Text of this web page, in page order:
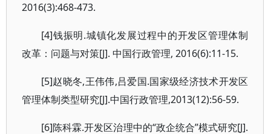
2016(3):468-473.
[4]钱振明.城镇化发展过程中的开发区管理体制
改革：问题与对策[J]. 中国行政管理, 2016(6):11-15.
[5]赵晓冬,王伟伟,吕爱国.国家级经济技术开发区
管理体制类型研究[J].中国行政管理,2013(12):56-59.
[6]陈科霖.开发区治理中的“政企统合”模式研究[J].